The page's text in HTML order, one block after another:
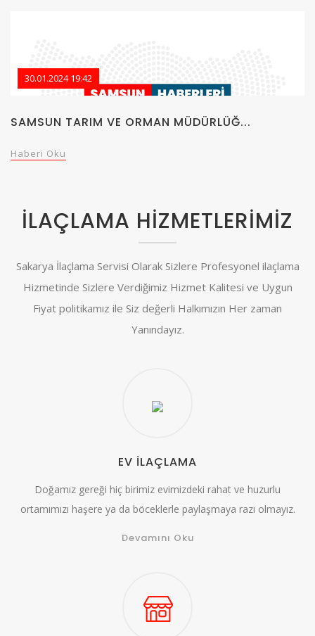
30.01.2024 19:42
SAMSUN TARIM VE ORMAN MÜDÜRLÜĞ...
Haberi Oku
İLAÇLAMA HİZMETLERİMİZ
Sakarya İlaçlama Servisi Olarak Sizlere Profesyonel ilaçlama
Hizmetinde Sizlere Verdiğimiz Hizmet Kalitesi ve Uygun
Fiyat politikamız ile Siz değerli Halkımızın Her zaman
Yanındayız.
EV İLAÇLAMA
Doğamız gereği hiç birimiz evimizdeki rahat ve huzurlu
ortamımızı haşere ya da böceklerle paylaşmaya razı olmayız.
Devamını Oku